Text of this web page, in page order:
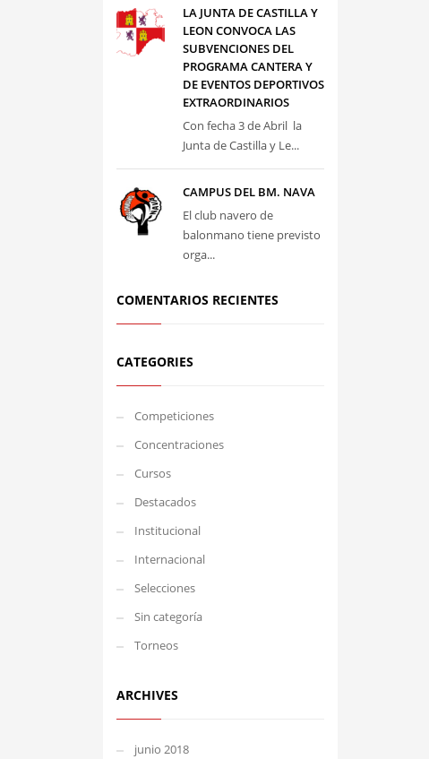
LA JUNTA DE CASTILLA Y
LEON CONVOCA LAS
SUBVENCIONES DEL
PROGRAMA CANTERA Y
DE EVENTOS DEPORTIVOS
EXTRAORDINARIOS
Con fecha 3 de Abril la
Junta de Castilla y Le...
CAMPUS DEL BM. NAVA
El club navero de
balonmano tiene previsto
orga...
COMENTARIOS RECIENTES
CATEGORIES
Competiciones
Concentraciones
Cursos
Destacados
Institucional
Internacional
Selecciones
Sin categoría
Torneos
ARCHIVES
junio 2018